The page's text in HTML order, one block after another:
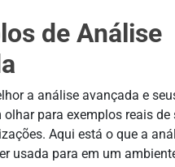
de Análise
a análise avançada e
olhar para exemplos reais de
Aqui está o que a
usada para em um